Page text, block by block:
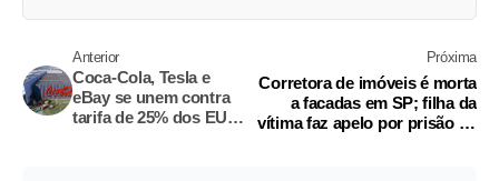
Anterior
Coca-Cola, Tesla e
eBay se unem contra
tarifa de 25% dos EUA
Próxima
Corretora de imóveis é morta
a facadas em SP; filha da
vítima faz apelo por prisão de